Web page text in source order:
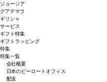
ジョージア
グアテマラ
ギリシャ
サービス
ギフト特集
ギフトラッピング
特集
特集一覧
会社概要
日本のピーロートオフィス
配送